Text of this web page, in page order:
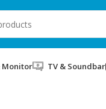
Monitor TV & Soundbar